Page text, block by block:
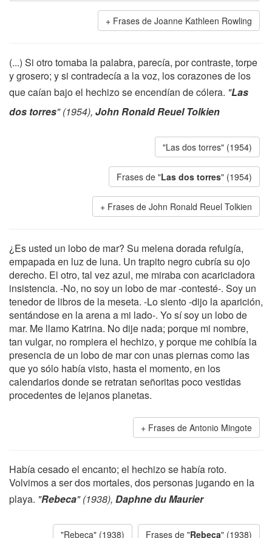
Frases de Joanne Kathleen Rowling
(...) Si otro tomaba la palabra, parecía, por contraste, torpe
y grosero; y si contradecía a la voz, los corazones de los
que caían bajo el hechizo se encendían de cólera. "Las
dos torres" (1954), John Ronald Reuel Tolkien
"Las dos torres" (1954)
Frases de "Las dos torres" (1954)
Frases de John Ronald Reuel Tolkien
¿Es usted un lobo de mar? Su melena dorada refulgía,
empapada en luz de luna. Un trapito negro cubría su ojo
derecho. El otro, tal vez azul, me miraba con acariciadora
insistencia. -No, no soy un lobo de mar -contesté-. Soy un
tenedor de libros de la meseta. -Lo siento -dijo la aparición,
sentándose en la arena a mi lado-. Yo sí soy un lobo de
mar. Me llamo Katrina. No dije nada; porque mi nombre,
tan vulgar, no rompiera el hechizo, y porque me cohibía la
presencia de un lobo de mar con unas piernas como las
que yo sólo había visto, hasta el momento, en los
calendarios donde se retratan señoritas poco vestidas
procedentes de lejanos planetas.
Frases de Antonio Mingote
Había cesado el encanto; el hechizo se había roto.
Volvimos a ser dos mortales, dos personas jugando en la
playa. "Rebeca" (1938), Daphne du Maurier
"Rebeca" (1938) Frases de "Rebeca" (1938)